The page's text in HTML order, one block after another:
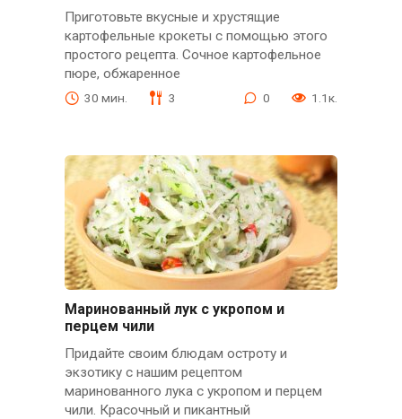
Приготовьте вкусные и хрустящие
картофельные крокеты с помощью этого
простого рецепта. Сочное картофельное
пюре, обжаренное
30 мин. 3 0 1.1к.
Маринованный лук с укропом и
перцем чили
Придайте своим блюдам остроту и
экзотику с нашим рецептом
маринованного лука с укропом и перцем
чили. Красочный и пикантный